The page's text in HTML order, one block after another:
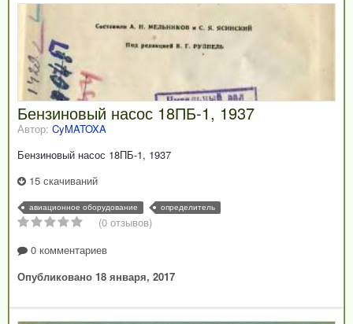
Бензиновый насос 18ПБ-1, 1937
Автор: CyMATOXA
Бензиновый насос 18ПБ-1, 1937
15 скачиваний
авиационное оборудование определитель
(0 отзывов)
0 комментариев
Опубликовано 18 января, 2017